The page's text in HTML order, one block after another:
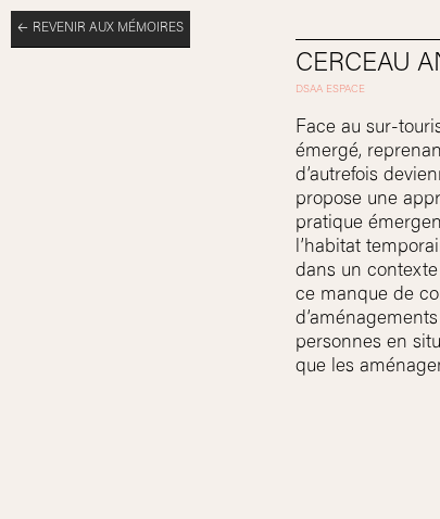
REVENIR AUX MÉMOIRES
CERCEAU
Face au sur-
émergé,
d’autrefois
propose une
pratique
l’habitat
dans un
ce manque de
personnes en
que les